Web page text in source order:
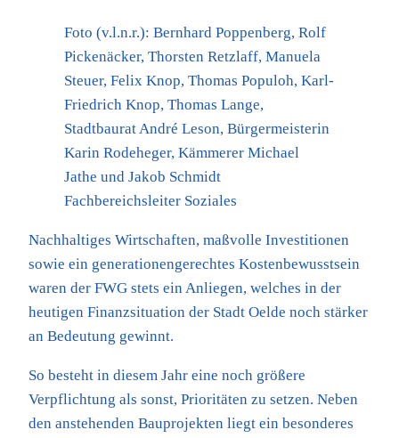
Foto (v.l.n.r.): Bernhard Poppenberg, Rolf
Pickenäcker, Thorsten Retzlaff, Manuela
Steuer, Felix Knop, Thomas Populoh, Karl-
Friedrich Knop, Thomas Lange,
Stadtbaurat André Leson, Bürgermeisterin
Karin Rodeheger, Kämmerer Michael
Jathe und Jakob Schmidt
Fachbereichsleiter Soziales
Nachhaltiges Wirtschaften, maßvolle Investitionen
sowie ein generationengerechtes Kostenbewusstsein
waren der FWG stets ein Anliegen, welches in der
heutigen Finanzsituation der Stadt Oelde noch stärker
an Bedeutung gewinnt.
So besteht in diesem Jahr eine noch größere
Verpflichtung als sonst, Prioritäten zu setzen. Neben
den anstehenden Bauprojekten liegt ein besonderes